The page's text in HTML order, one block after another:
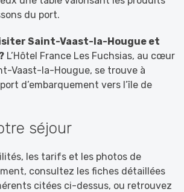
du port.
Saint-Vaast-la-Hougue et
L’Hôtel France Les Fuchsias, au cœur
Vaast-la-Hougue, se trouve à
d’embarquement vers l’île de
séjour
les tarifs et les photos de
consultez les fiches détaillées
citées ci-dessus, ou retrouvez